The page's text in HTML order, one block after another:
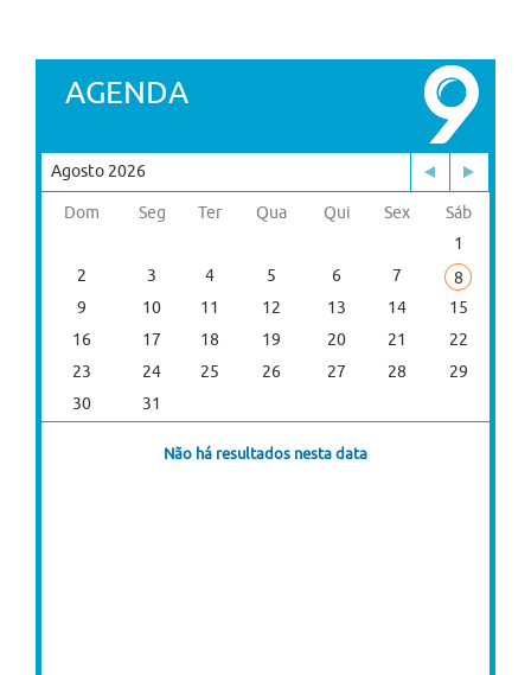
AGENDA
Agosto 2026
Dom Seg Ter Qua Qui Sex
Sáb
1
2
3 4 5 6 7
8
9
10 11 12 13 14
15
16
17 18 19 20 21
22
23
24 25 26 27 28
29
30
31
Não há resultados nesta data